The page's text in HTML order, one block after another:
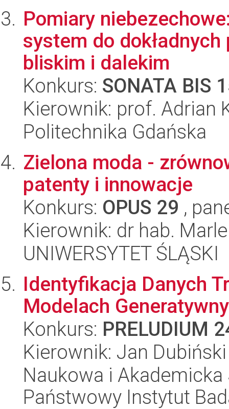
Pomiary
system do
bliskim i dalekim
Konkurs: SONATA BIS
Kierownik: prof. Adrian
Politechnika Gdańska
Zielona moda -
patenty i innowacje
Konkurs: OPUS 29 ,
Kierownik: dr hab.
UNIWERSYTET ŚLĄSKI
Identyfikacja Danych
Modelach
Konkurs: PRELUDIUM
Kierownik: Jan Dubiński
Naukowa i
Państwowy Instytut